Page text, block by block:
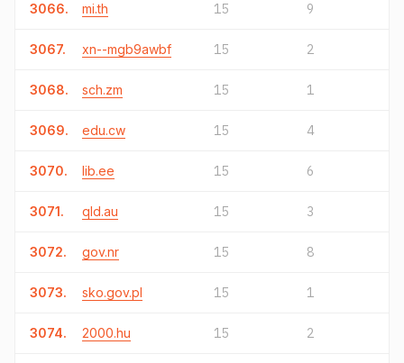
3066. mi.th 15 9
3067. xn--mgb9awbf 15 2
3068. sch.zm 15 1
3069. edu.cw 15 4
3070. lib.ee 15 6
3071. qld.au 15 3
3072. gov.nr 15 8
3073. sko.gov.pl 15 1
3074. 2000.hu 15 2